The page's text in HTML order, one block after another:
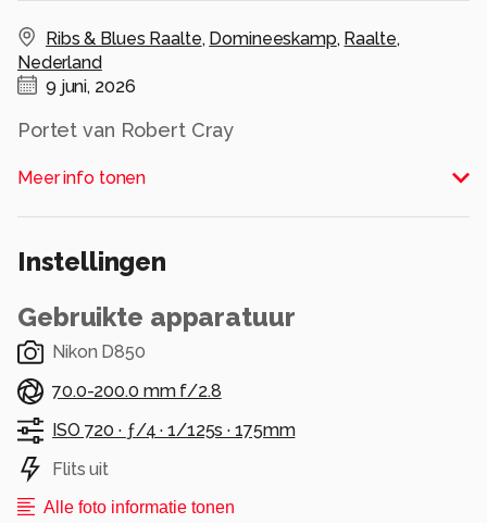
Ribs & Blues Raalte, Domineeskamp, Raalte,
Nederland
9 juni, 2026
Portet van Robert Cray
Alle rechten voorbehouden
Meer info tonen
Instellingen
Gebruikte apparatuur
Nikon D850
70.0-200.0 mm f/2.8
ISO 720 · ƒ/4 ·1/125s ·175mm
Flits uit
Alle foto informatie tonen